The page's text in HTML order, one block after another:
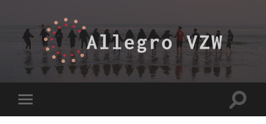
allegrovzw.be
Toggle
mobiel
Toggle